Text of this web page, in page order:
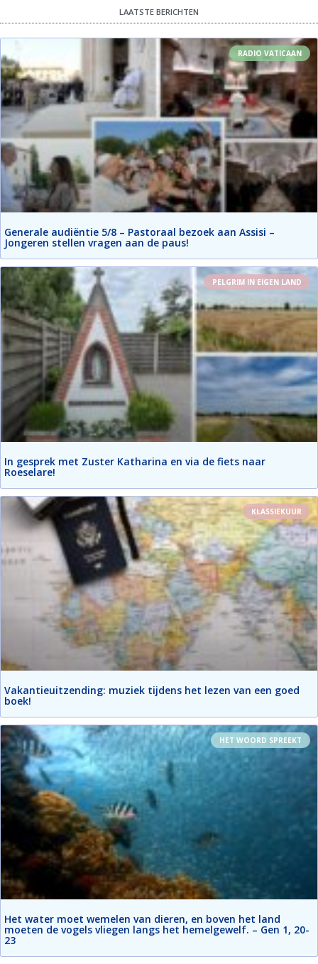
LAATSTE BERICHTEN
RADIO VATICAAN
Generale audiëntie 5/8 – Pastoraal bezoek aan Assisi –
Jongeren stellen vragen aan de paus!
PELGRIM IN EIGEN LAND
In gesprek met Zuster Katharina en via de fiets naar
Roeselare!
KLASSIEKUUR
Vakantieuitzending: muziek tijdens het lezen van een goed
boek!
HET WOORD SPREEKT
Het water moet wemelen van dieren, en boven het land
moeten de vogels vliegen langs het hemelgewelf. – Gen 1, 20-
23